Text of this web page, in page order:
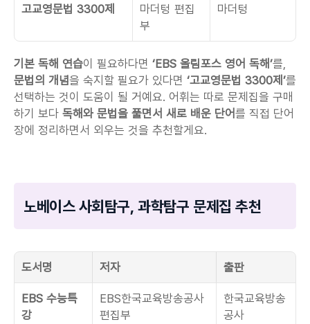
고교영문법 3300제
마더텅 편집
부
마더텅
기본 독해 연습이 필요하다면 ‘EBS 올림포스 영어 독해’
문법의 개념을 숙지할 필요가 있다면 ‘고교영문법 3300제’를
선택하는 것이 도움이 될 거예요. 어휘는 따로 문제집을 구매
하기 보다 독해와 문법을 풀면서 새로 배운 단어를 직접 단어
장에 정리하면서 외우는 것을 추천할게요.
노베이스 사회탐구, 과학탐구 문제집 추천
도서명 저자
출판
EBS 수능특
강
EBS한국교육방송공사
편집부
한국교육방송
공사